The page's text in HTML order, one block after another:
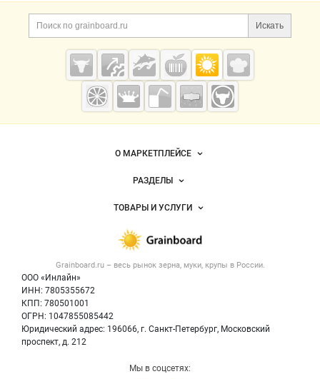
Дополнительная информация
Поиск по сайту и
Искать
Cсылки на полезные проекты
Grainboard.ru
— зерно и
мука
Важные разделы и контакты
Grainboard.ru – весь рынок зерна, муки, крупы в России.
ООО «Инлайн»
ИНН: 7805355672
КПП: 780501001
ОГРН: 1047855085442
Юридический адрес: 196066, г. Санкт-Петербург, Московский
проспект, д. 212
Навигация по сайтуО МАРКЕТПЛЕЙСЕ
Новости Grainboard.ru
Размещение рекламы
Публичная оферта
Контактная информация
Политика обработки персональных данных
РАЗДЕЛЫ
Объявления
Новости рынка
ТОВАРЫ И УСЛУГИ
Крупы
Мука
Мы в соцсетях: